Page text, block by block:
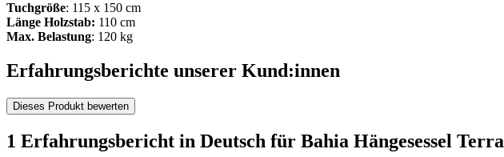
Tuchgröße: 115 x 150 cm
Länge Holzstab: 110 cm
Max. Belastung: 120 kg
Erfahrungsberichte unserer Kund:innen
Dieses Produkt bewerten
1 Erfahrungsbericht in Deutsch für Bahia Hängesessel Terra